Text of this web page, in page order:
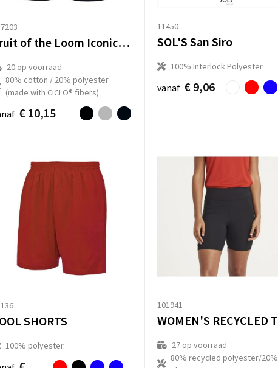
Fruit of the Loom Iconic 250 Shorts
20op voorraad
80% cotton / 20% polyester
(made with CiCLO® fibers)
€ 10,15
11450
SOL'S San Siro
100% Interlock Polyester
vanaf € 9,06
SHORTS
100% polyester.
101941
27op voorraad
80% recycled polyester/20%